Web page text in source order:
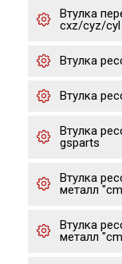
Втулка
cxz/cyz/cyl
Втулка
Втулка
Втулка
gsparts
Втулка
металл
Втулка
металл